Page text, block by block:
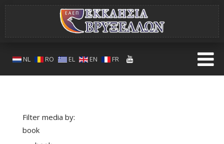
NL RO EL EN FR
Filter media by:
book